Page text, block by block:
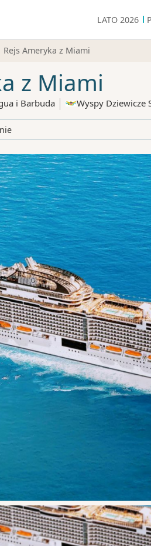
LATO 2026
Rejs Ameryka z Miami
z Miami
i Barbuda Wyspy Dziewicze